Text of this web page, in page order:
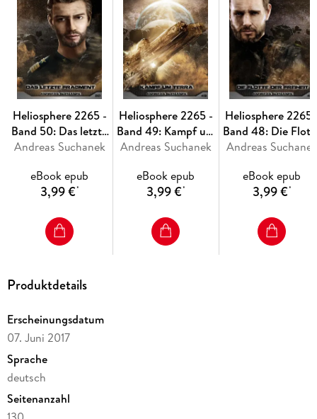
Heliosphere 2265 -
Band 50: Das letzte
Fragment
Andreas Suchanek
eBook epub
3,99 €*
Heliosphere 2265 -
Band 49: Kampf um
Terra
Andreas Suchanek
eBook epub
3,99 €*
Heliosphere 2265
Band 48: Die
der Freiheit
Andreas Suchanek
eBook epub
3,99 €*
Produktdetails
Erscheinungsdatum
07. Juni 2017
Sprache
deutsch
Seitenanzahl